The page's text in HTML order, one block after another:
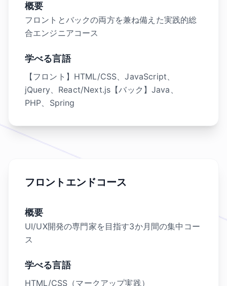
概要
フロントとバックの両方を兼ね備えた実践的総
合エンジニアコース
学べる言語
【フロント】HTML/CSS、JavaScript、
jQuery、React/Next.js【バック】Java、
PHP、Spring
フロントエンドコース
概要
UI/UX開発の専門家を目指す3か月間の集中コー
ス
学べる言語
HTML/CSS（マークアップ実践）